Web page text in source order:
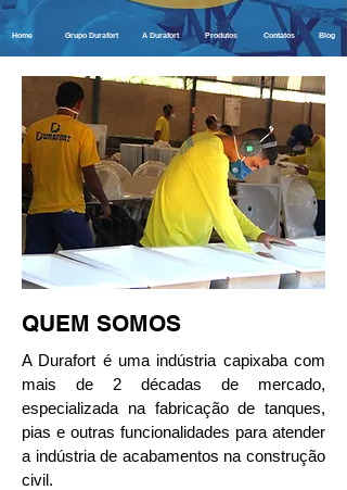
Home Grupo Durafort A Durafort Produtos Contatos Blog
QUEM SOMOS
A Durafort é uma indústria capixaba com
mais de 2 décadas de mercado,
especializada na fabricação de tanques,
pias e outras funcionalidades para atender
a indústria de acabamentos na construção
civil.